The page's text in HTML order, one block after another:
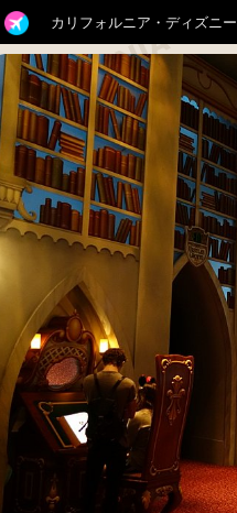
カリフォルニア・ディズニー